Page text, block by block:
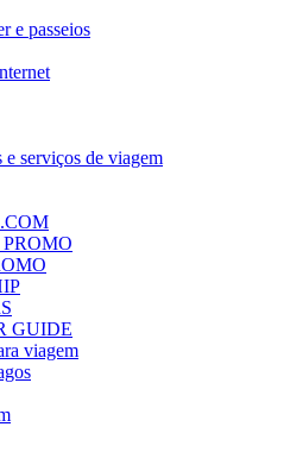
e passeios
serviços de viagem
GUIDE
viagem